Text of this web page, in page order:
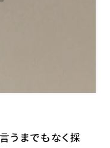
うまでもなく採